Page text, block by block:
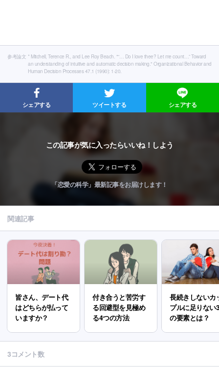
参考論文 * Mitchell, Terence R., and Lee Roy Beach. "“… Do I love thee? Let me count…” Toward
an understanding of intuitive and automatic decision making." Organizational Behavior and
Human Decision Processes 47.1 (1990): 1-20.
シェアする ツイートする シェアする
この記事が気に入ったらいいね！しよう
「恋愛の科学」最新記事をお届けします！
関連記事
皆さん、デート代
はどちらが払って
いますか？
付き合うと苦労す
る回避型を見極め
る4つの方法
長続きしないカ
プルに足りない
の要素とは？
3コメント数